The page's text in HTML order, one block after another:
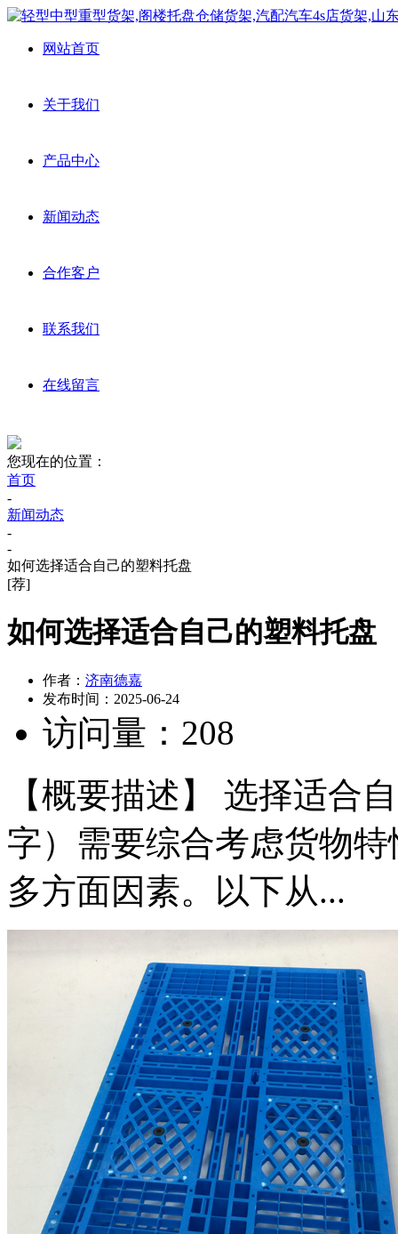
网站首页
关于我们
产品中心
新闻动态
合作客户
联系我们
在线留言
您现在的位置：
首页
-
新闻动态
-
-
如何选择适合自己的塑料托盘
[荐]
如何选择适合自己的塑料托盘
作者： 济南德嘉
发布时间： 2025-06-24
访问量： 208
【概要描述】
选择适合
字）需要综合考虑货物
多方面因素。以下从...